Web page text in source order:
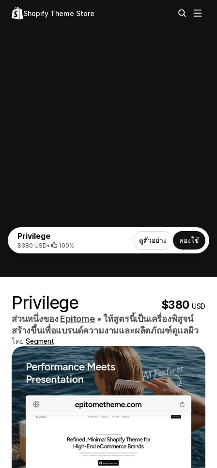
Shopify Theme Store
Privilege
$380 USD• 100%
ดูตัวอย่าง ลองใช้
Privilege $380USD
ส่วนหนึ่งของEpitome • ให้สูตรนี้เป็นเครื่องพิสูจน์
สร้างขึ้นเพื่อแบรนด์ความงามและผลิตภัณฑ์ดูแลผิว
โดย Segment